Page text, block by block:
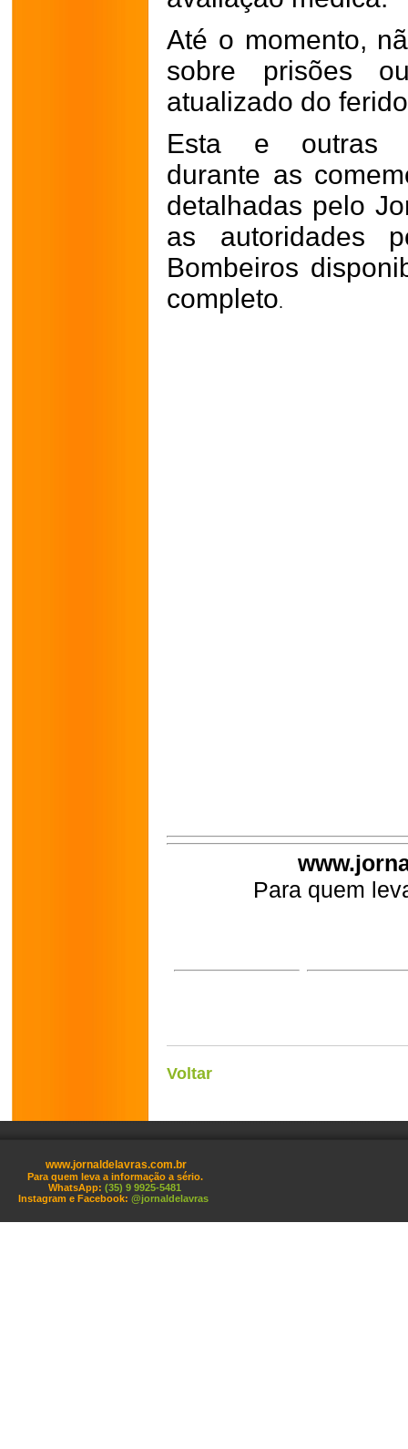
Até o momento,
sobre prisões
atualizado do
Esta e outras
durante as
detalhadas pelo
as autoridades
Bombeiros
completo.
Para quem
Voltar
www.jornaldelavras.com.br
Para quem leva a informação a sério.
WhatsApp: (35) 9 9925-5481
Instagram e Facebook: @jornaldelavras